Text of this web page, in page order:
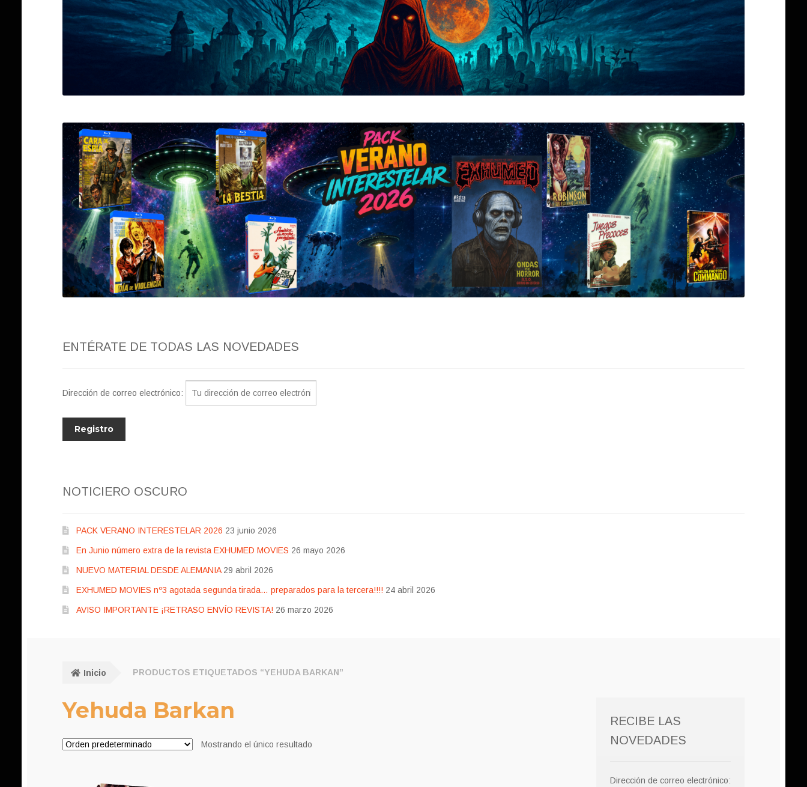
ENTÉRATE DE TODAS LAS NOVEDADES
Dirección de correo electrónico:
NOTICIERO OSCURO
PACK VERANO INTERESTELAR 2026 23 junio 2026
En Junio número extra de la revista EXHUMED MOVIES 26 mayo 2026
NUEVO MATERIAL DESDE ALEMANIA 29 abril 2026
EXHUMED MOVIES nº3 agotada segunda tirada… preparados para la tercera!!!! 24 abril 2026
AVISO IMPORTANTE ¡RETRASO ENVÍO REVISTA! 26 marzo 2026
Inicio PRODUCTOS ETIQUETADOS “YEHUDA BARKAN”
Yehuda Barkan
Mostrando el único resultado
RECIBE LAS
NOVEDADES
Dirección de correo electrónico: